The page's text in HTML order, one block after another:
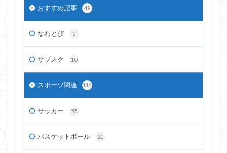
おすすめ記事 49
なわとび 5
サブスク 10
スポーツ関連 114
サッカー 55
バスケットボール 21